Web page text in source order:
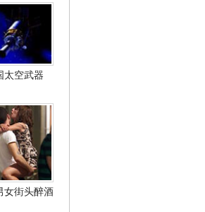
太空武器
女街头醉酒